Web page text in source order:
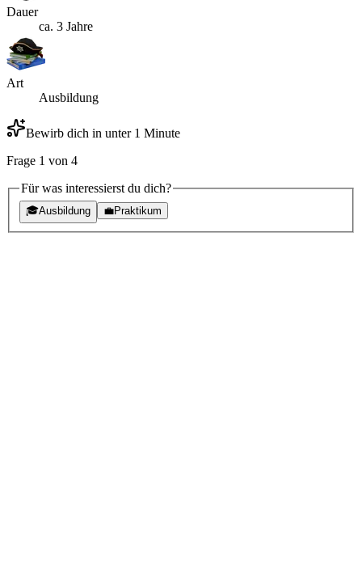
Dauer
ca. 3 Jahre
Art
Ausbildung
Bewirb dich in unter 1 Minute
Frage 1 von 4
Für was interessierst du dich?
🎓Ausbildung 💼Praktikum